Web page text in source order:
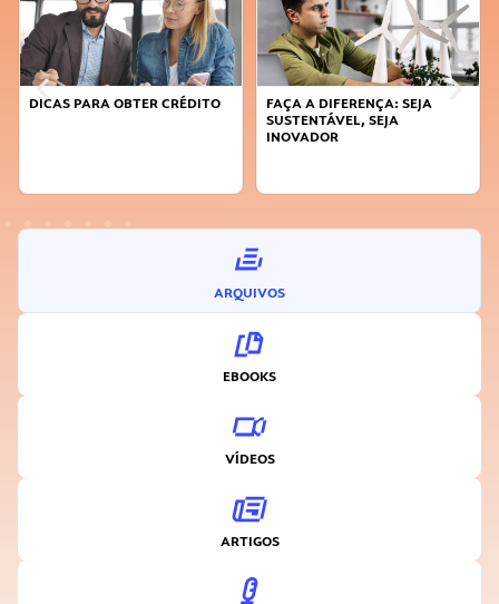
DICAS PARA OBTER CRÉDITO
FAÇA A DIFERENÇA: SEJA
SUSTENTÁVEL, SEJA
INOVADOR
ARQUIVOS
EBOOKS
VÍDEOS
ARTIGOS